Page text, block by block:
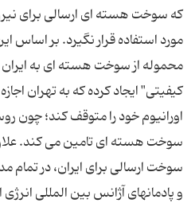
که سوخت هسته ای ارسالی برای
مورد استفاده قرار نگیرد. بر اساس
محموله از سوخت هسته ای به
کیفیتی" ایجاد کرده که به تهران
اورانیوم خود را متوقف کند؛ چون
سوخت هسته ای تامین می کند.
سوخت ارسالی برای ایران، در تمام
و پادمانهای آژانس بین المللی